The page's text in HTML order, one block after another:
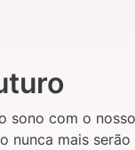
sono com o
nunca mais